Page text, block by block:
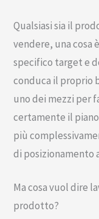
Qualsiasi sia il
vendere, una cosa
specifico target e
conduca il proprio
uno dei mezzi per
certamente il
più
di posizionamento
Ma cosa vuol dire
prodotto?